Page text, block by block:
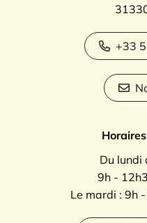
+33
Du lundi
9h -
Le mardi : 9h